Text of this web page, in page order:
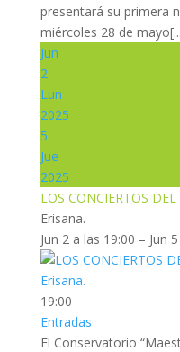
presentará su primera
miércoles 28 de
Jun
2
Lun
2025
5
Jue
2025
LOS CONCIERTOS
Erisana.
Jun 2 a las 19:00 – Jun
19:00
Entradas
El Conservatorio